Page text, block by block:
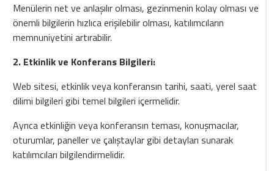
Menülerin net ve anlaşılır olması, gezinmenin kolay olması ve
önemli bilgilerin hızlıca erişilebilir olması, katılımcıların
memnuniyetini artırabilir.
2. Etkinlik ve Konferans Bilgileri:
Web sitesi, etkinlik veya konferansın tarihi, saati, yerel saat
dilimi bilgileri gibi temel bilgileri içermelidir.
Ayrıca etkinliğin veya konferansın teması, konuşmacılar,
oturumlar, paneller ve çalıştaylar gibi detayları sunarak
katılımcıları bilgilendirmelidir.